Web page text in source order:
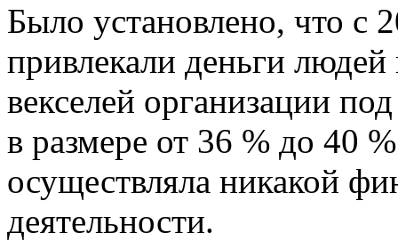
Было установлено, что с
привлекали деньги
векселей организации
в размере от 36 % до 40
осуществляла никакой
деятельности.